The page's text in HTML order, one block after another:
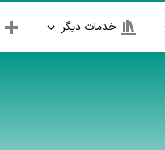
خدمات دیگر